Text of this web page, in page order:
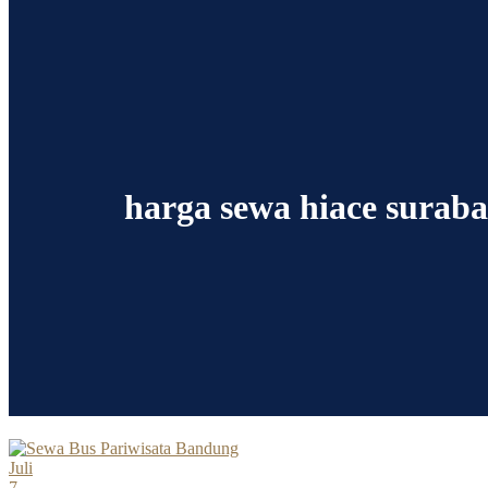
harga sewa hiace
Juli